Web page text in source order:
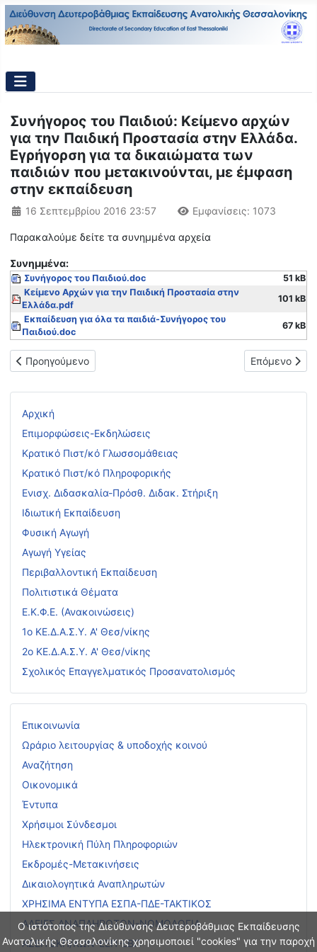
Ο ιστότοπος της Διεύθυνσης Δευτεροβάθμιας Εκπαίδευσης
Ανατολικής Θεσσαλονίκης χρησιμοποιεί "cookies" για την παροχή
Αρχική
Επιμορφώσεις-Εκδηλώσεις
Κρατικό Πιστ/κό Γλωσσομάθειας
Κρατικό Πιστ/κό Πληροφορικής
Ενισχ. Διδασκαλία-Πρόσθ. Διδακ. Στήριξη
Ιδιωτική Εκπαίδευση
Φυσική Αγωγή
Αγωγή Υγείας
Περιβαλλοντική Εκπαίδευση
Πολιτιστικά Θέματα
Ε.Κ.Φ.Ε. (Ανακοινώσεις)
1ο ΚΕ.Δ.Α.Σ.Υ. Α' Θεσ/νίκης
2ο ΚΕ.Δ.Α.Σ.Υ. Α' Θεσ/νίκης
Σχολικός Επαγγελματικός Προσανατολισμός
Επικοινωνία
Ωράριο λειτουργίας & υποδοχής κοινού
Αναζήτηση
Οικονομικά
Έντυπα
Χρήσιμοι Σύνδεσμοι
Ηλεκτρονική Πύλη Πληροφοριών
Εκδρομές-Μετακινήσεις
Δικαιολογητικά Αναπληρωτών
ΧΡΗΣΙΜΑ ΕΝΤΥΠΑ ΕΣΠΑ-ΠΔΕ-ΤΑΚΤΙΚΟΣ
ΑΔΕΙΕΣ ΑΝΑΠΛΗΡΩΤΩΝ-ΝΟΜΟΛΟΓΙΑ
ΑΣΕΠ ΕΚΠ/ΚΩΝ-ΕΕΠ-ΕΒΠ
Συνήγορος του Παιδιού: Κείμενο αρχών
για την Παιδική Προστασία στην Ελλάδα.
Εγρήγορση για τα δικαιώματα των
παιδιών που μετακινούνται, με έμφαση
στην εκπαίδευση
Λεπτομέρειες
16 Σεπτεμβρίου 2016 23:57 Εμφανίσεις: 1073
Παρακαλούμε δείτε τα συνημμένα αρχεία
Συνημμένα:
Συνήγορος του Παιδιού.doc
51 kB
Κείμενο Αρχών για την Παιδική Προστασία στην
Ελλάδα.pdf
101 kB
Εκπαίδευση για όλα τα παιδιά-Συνήγορος του
Παιδιού.doc
67 kB
Προηγούμενο άρθρο: Προτεινόμενο εκπαιδευτικό υλικό για
Προηγούμενο Επόμενο
Επόμενο